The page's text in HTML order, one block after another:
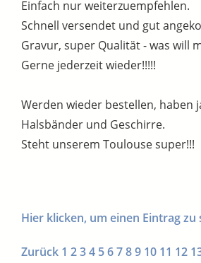
Einfach nur weiterzuempfehlen.
Schnell versendet und gut
Gravur, super Qualität - was will
Gerne jederzeit wieder!!!!!
Werden wieder bestellen, haben
Halsbänder und Geschirre.
Steht unserem Toulouse super!!!
Hier klicken, um einen Eintrag zu
Zurück 1 234 56789 10 11 12